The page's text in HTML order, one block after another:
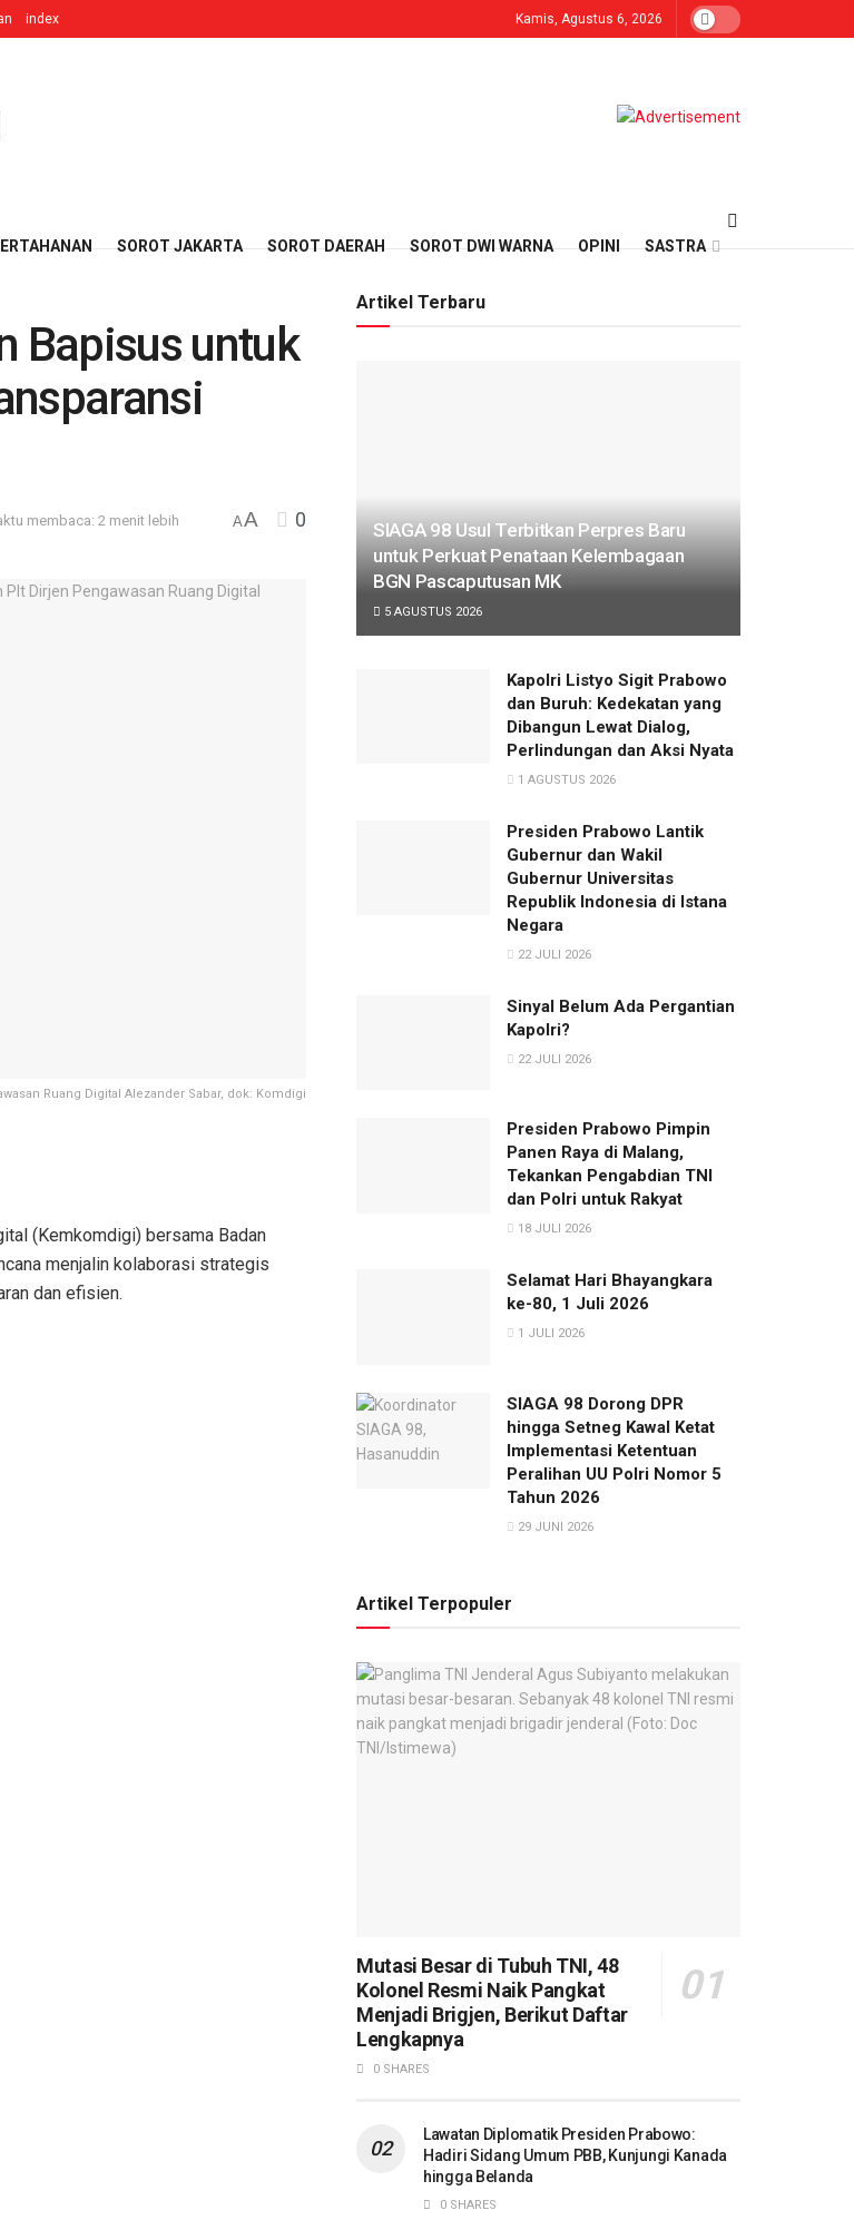
index Kamis, Agustus 6, 2026
SOROT JAKARTA SOROT DAERAH SOROT DWI WARNA OPINI SASTRA
Bapisus untuk
membaca: 2 menit lebih AA 0
Ruang Digital Alezander Sabar, dok: Komdigi
(Kemkomdigi) bersama Badan
menjalin kolaborasi strategis
dan efisien.
Artikel Terbaru
SIAGA 98 Usul Terbitkan Perpres Baru
untuk Perkuat Penataan Kelembagaan
BGN Pascaputusan MK
5 AGUSTUS 2026
Kapolri Listyo Sigit Prabowo
dan Buruh: Kedekatan yang
Dibangun Lewat Dialog,
Perlindungan dan Aksi Nyata
1 AGUSTUS 2026
Presiden Prabowo Lantik
Gubernur dan Wakil
Gubernur Universitas
Republik Indonesia di Istana
Negara
22 JULI 2026
Sinyal Belum Ada Pergantian
Kapolri?
22 JULI 2026
Presiden Prabowo Pimpin
Panen Raya di Malang,
Tekankan Pengabdian TNI
dan Polri untuk Rakyat
18 JULI 2026
Selamat Hari Bhayangkara
ke-80, 1 Juli 2026
1 JULI 2026
SIAGA 98 Dorong DPR
hingga Setneg Kawal Ketat
Implementasi Ketentuan
Peralihan UU Polri Nomor 5
Tahun 2026
29 JUNI 2026
Artikel Terpopuler
Mutasi Besar di Tubuh TNI, 48
Kolonel Resmi Naik Pangkat
Menjadi Brigjen, Berikut Daftar
Lengkapnya
0 SHARES
Lawatan Diplomatik Presiden Prabowo:
Hadiri Sidang Umum PBB, Kunjungi Kanada
hingga Belanda
0 SHARES